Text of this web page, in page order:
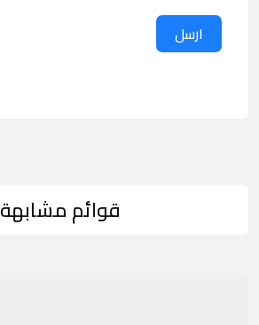
ارسل
قوائم مشابهة